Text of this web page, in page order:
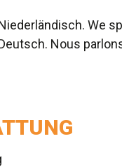
We
Nous